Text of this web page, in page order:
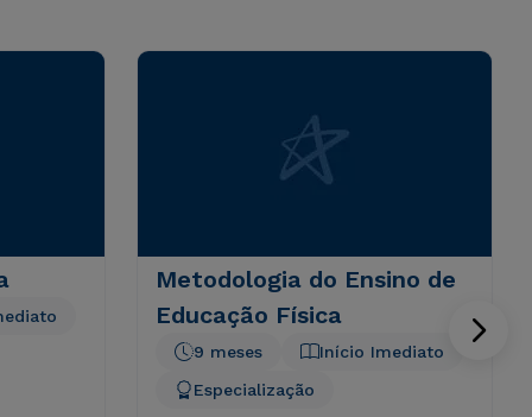
Metodologia do Ensino de
Educação Física
Início Imediato
9 meses
Especialização